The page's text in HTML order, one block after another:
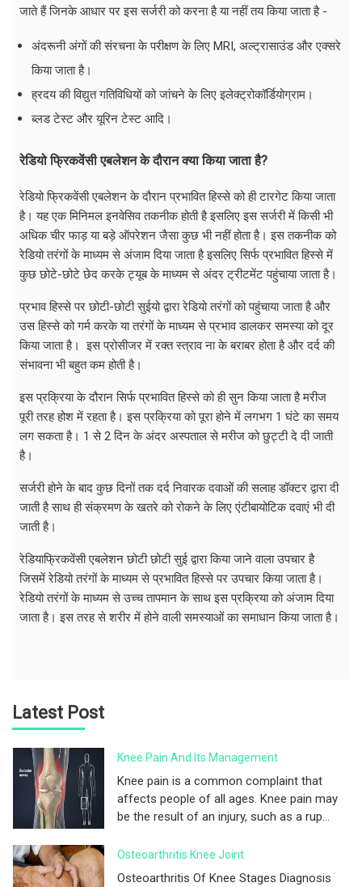
जाते हैं जिनके आधार पर इस सर्जरी को करना है या नहीं तय किया जाता है -
अंदरूनी अंगों की संरचना के परीक्षण के लिए MRI, अल्ट्रासाउंड और एक्सरे
किया जाता है।
ह्रदय की विद्युत गतिविधियों को जांचने के लिए इलेक्ट्रोकॉर्डियोग्राम।
ब्लड टेस्ट और यूरिन टेस्ट आदि।
रेडियो फ्रिकवेंसी एबलेशन के दौरान क्या किया जाता है?
रेडियो फ्रिकवेंसी एबलेशन के दौरान प्रभावित हिस्से को ही टारगेट किया जाता
है। यह एक मिनिमल इनवेसिव तकनीक होती है इसलिए इस सर्जरी में किसी भी
अधिक चीर फाड़ या बड़े ऑपरेशन जैसा कुछ भी नहीं होता है। इस तकनीक को
रेडियो तरंगों के माध्यम से अंजाम दिया जाता है इसलिए सिर्फ प्रभावित हिस्से में
कुछ छोटे-छोटे छेद करके ट्यूब के माध्यम से अंदर ट्रीटमेंट पहुंचाया जाता है।
प्रभाव हिस्से पर छोटी-छोटी सुईयो द्वारा रेडियो तरंगों को पहुंचाया जाता है और
उस हिस्से को गर्म करके या तरंगों के माध्यम से प्रभाव डालकर समस्या को दूर
किया जाता है। इस प्रोसीजर में रक्त स्त्राव ना के बराबर होता है और दर्द की
संभावना भी बहुत कम होती है।
इस प्रक्रिया के दौरान सिर्फ प्रभावित हिस्से को ही सुन किया जाता है मरीज
पूरी तरह होश में रहता है। इस प्रक्रिया को पूरा होने में लगभग 1 घंटे का समय
लग सकता है। 1 से 2 दिन के अंदर अस्पताल से मरीज को छुट्टी दे दी जाती
है।
सर्जरी होने के बाद कुछ दिनों तक दर्द निवारक दवाओं की सलाह डॉक्टर द्वारा दी
जाती है साथ ही संक्रमण के खतरे को रोकने के लिए एंटीबायोटिक दवाएं भी दी
जाती है।
रेडियाफ्रिकवेंसी एबलेशन छोटी छोटी सुई द्वारा किया जाने वाला उपचार है
जिसमें रेडियो तरंगों के माध्यम से प्रभावित हिस्से पर उपचार किया जाता है।
रेडियो तरंगों के माध्यम से उच्च तापमान के साथ इस प्रक्रिया को अंजाम दिया
जाता है। इस तरह से शरीर में होने वाली समस्याओं का समाधान किया जाता है।
Latest Post
Knee Pain And Its Management
Knee pain is a common complaint that
affects people of all ages. Knee pain may
be the result of an injury, such as a rup...
Osteoarthritis Knee Joint
Osteoarthritis Of Knee Stages Diagnosis